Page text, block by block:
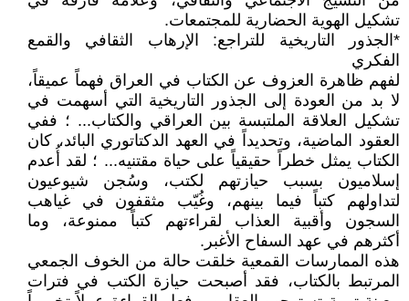
تشكيل الهوية الحضارية للمجتمعات.
*الجذور التاريخية للتراجع: الإرهاب الثقافي والقمع
الفكري
لفهم ظاهرة العزوف عن الكتاب في العراق فهماً عميقاً،
لا بد من العودة إلى الجذور التاريخية التي أسهمت في
تشكيل العلاقة الملتبسة بين العراقي والكتاب... ؛ ففي
العقود الماضية، وتحديداً في العهد الدكتاتوري البائد، كان
الكتاب يمثل خطراً حقيقياً على حياة مقتنيه... ؛ لقد أُعدم
إسلاميون بسبب حيازتهم لكتب، وسُجن شيوعيون
لتداولهم كتباً فيما بينهم، وغُيّب مثقفون في غياهب
السجون وأقبية العذاب لقراءتهم كتباً ممنوعة، وما
أكثرهم في عهد السفاح الأغبر.
هذه الممارسات القمعية خلقت حالة من الخوف الجمعي
المرتبط بالكتاب، فقد أصبحت حيازة الكتب في فترات